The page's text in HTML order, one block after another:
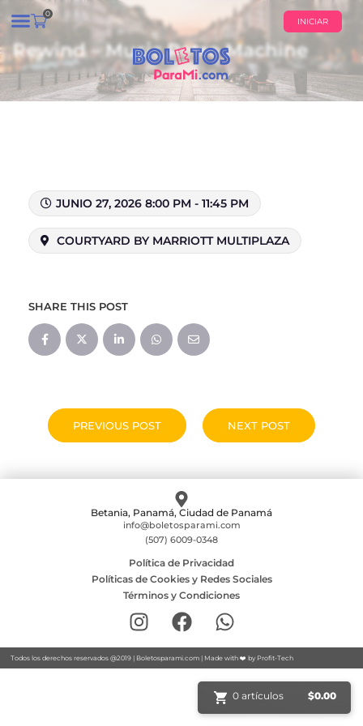
0
INICIAR
Rewind – Music Retro Machine
JUNIO 27, 2026 8:00 PM - 11:45 PM
COURTYARD BY MARRIOTT MULTIPLAZA
SHARE THIS POST
PREVIOUS POST NEXT POST
Betania, Panamá, Ciudad de Panamá
info@boletosparami.com
(507) 6009-0348
Política de Privacidad
Políticas de Cookies y Redes Sociales
Términos y Condiciones
Todos los derechos reservados @2019 | Boletosparami.com | Made with ❤️ by Profit-Tech
0 artículos $0.00